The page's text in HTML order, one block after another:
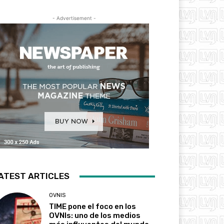
- Advertisement -
ARTICLES
OVNIS
TIME pone el foco en los
OVNIs: uno de los medios